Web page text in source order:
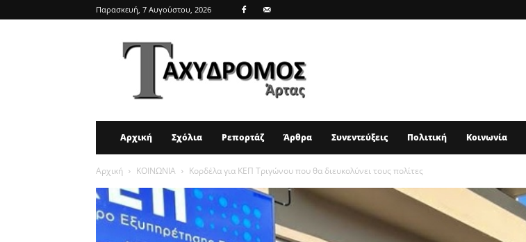
Παρασκευή, 7 Αυγούστου, 2026
ΤΑΧΥΔΡΟΜΟΣ
Αρχική Σχόλια Ρεπορτάζ Άρθρα Συνεντεύξεις Πολιτική Κοινωνία
Αρχική ΚΟΙΝΩΝΙΑ Κορδέλα για ΚΕΠ Τριγώνου που θα διευκολύνει τους πολίτες